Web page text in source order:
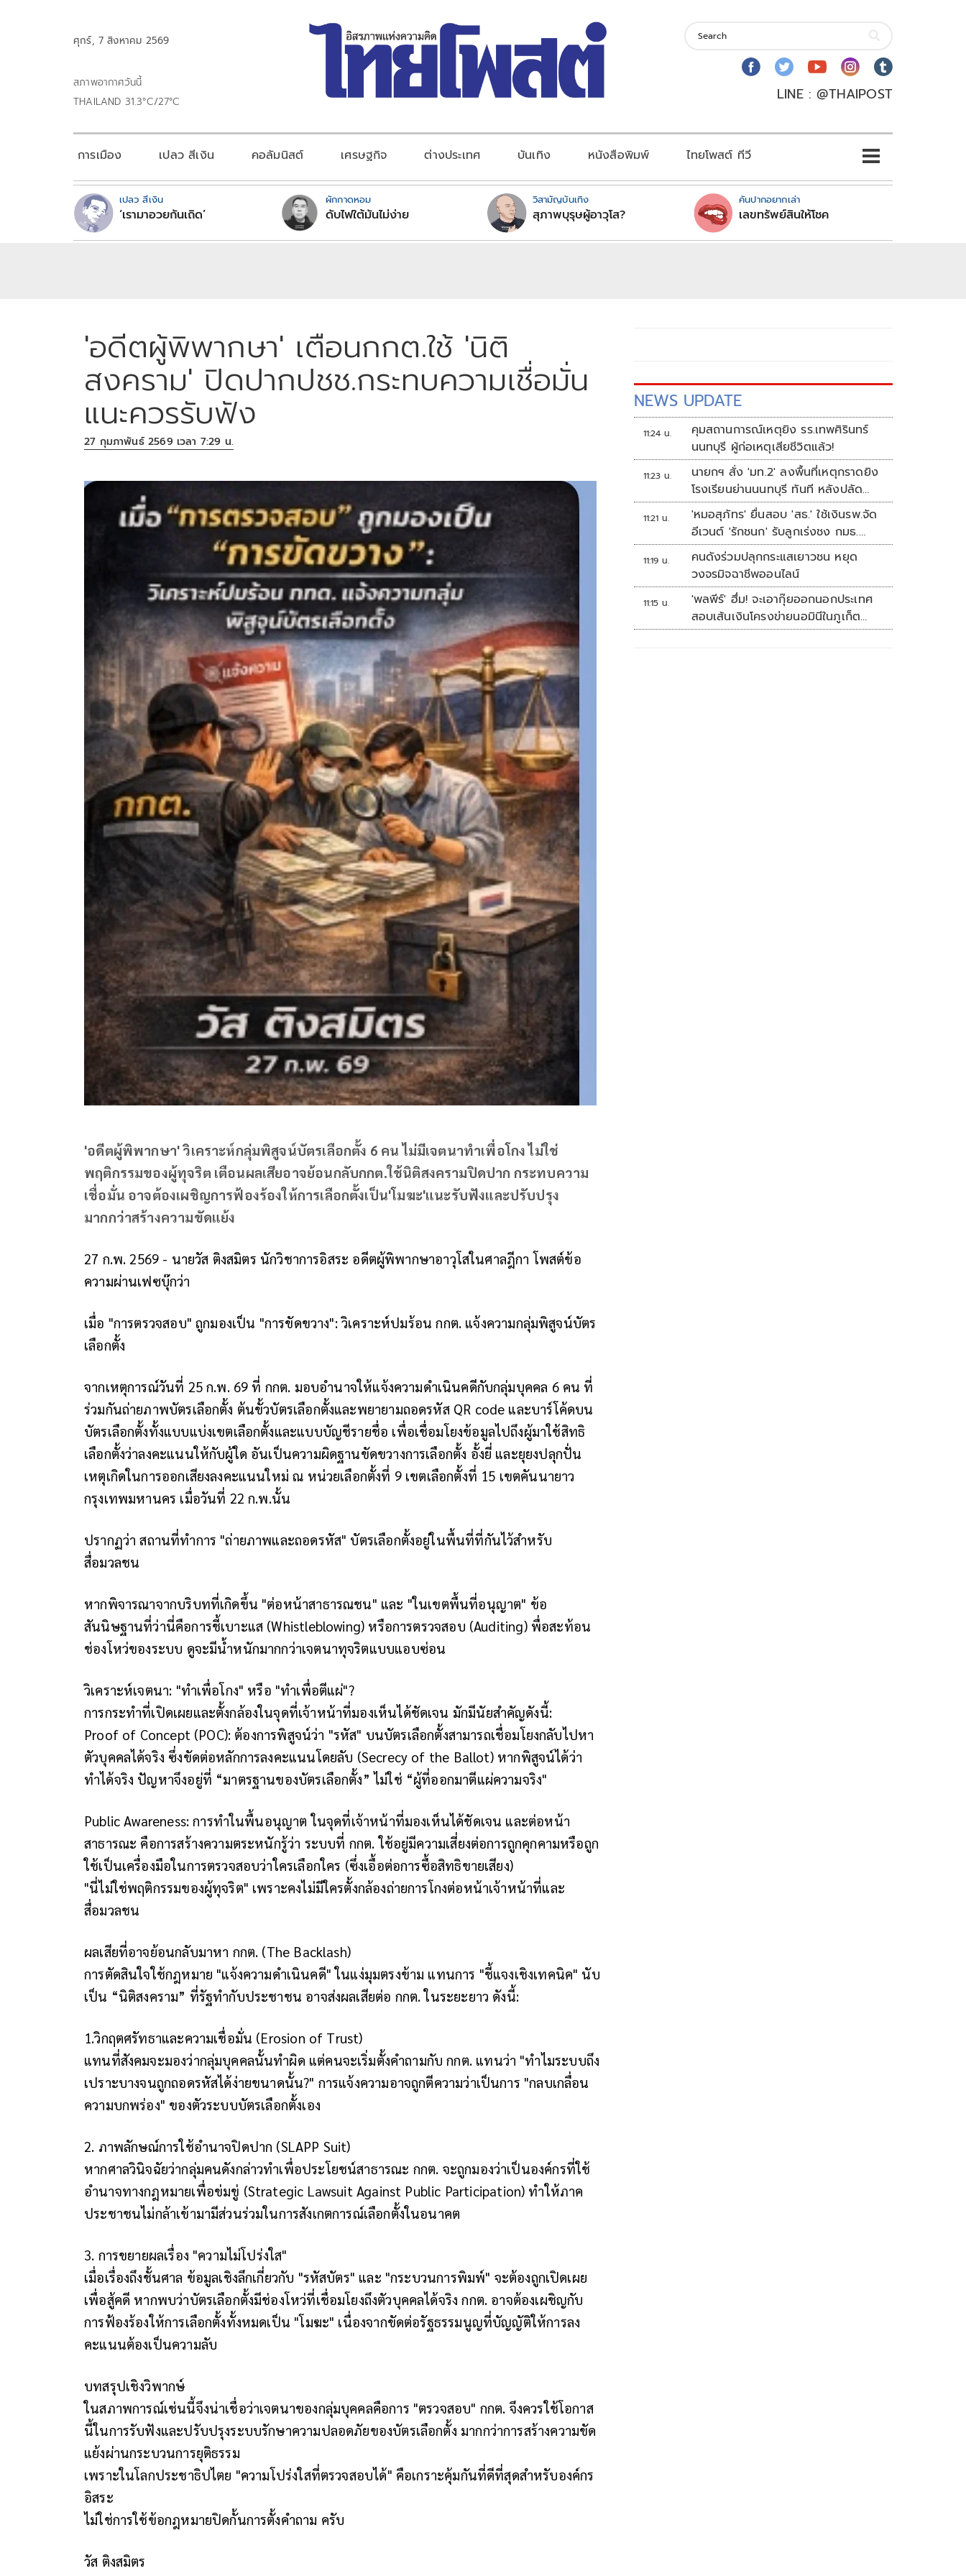
ศุกร์, 7 สิงหาคม 2569
สภาพอากาศวันนี้
THAILAND 31.3°C/27°C
LINE : @THAIPOST
การเมือง เปลว สีเงิน คอลัมนิสต์ เศรษฐกิจ ต่างประเทศ บันเทิง หนังสือพิมพ์ ไทยโพสต์ ทีวี
เปลว สีเงิน
‘เรามาอวยกันเถิด’
ผักกาดหอม
ดับไฟใต้มันไม่ง่าย
วิสามัญบันเทิง
สุภาพบุรุษผู้อาวุโส?
คันปากอยากเล่า
เลขทรัพย์สินให้โชค
'อดีตผู้พิพากษา' เตือนกกต.ใช้ 'นิติ
สงคราม' ปิดปากปชช.กระทบความเชื่อมั่น
แนะควรรับฟัง
27 กุมภาพันธ์ 2569 เวลา 7:29 น.
'อดีตผู้พิพากษา' วิเคราะห์กลุ่มพิสูจน์บัตรเลือกตั้ง 6 คน ไม่มีเจตนาทำเพื่อโกง ไม่ใช่
พฤติกรรมของผู้ทุจริต เตือนผลเสียอาจย้อนกลับกกต.ใช้นิติสงครามปิดปาก กระทบความ
เชื่อมั่น อาจต้องเผชิญการฟ้องร้องให้การเลือกตั้งเป็น'โมฆะ'แนะรับฟังและปรับปรุง
มากกว่าสร้างความขัดแย้ง
27 ก.พ. 2569 - นายวัส ติงสมิตร นักวิชาการอิสระ อดีตผู้พิพากษาอาวุโสในศาลฎีกา โพสต์ข้อ
ความผ่านเฟซบุ๊กว่า
เมื่อ "การตรวจสอบ" ถูกมองเป็น "การขัดขวาง": วิเคราะห์ปมร้อน กกต. แจ้งความกลุ่มพิสูจน์บัตร
เลือกตั้ง
จากเหตุการณ์วันที่ 25 ก.พ. 69 ที่ กกต. มอบอำนาจให้แจ้งความดำเนินคดีกับกลุ่มบุคคล 6 คน ที่
ร่วมกันถ่ายภาพบัตรเลือกตั้ง ต้นขั้วบัตรเลือกตั้งและพยายามถอดรหัส QR code และบาร์โค้ดบน
บัตรเลือกตั้งทั้งแบบแบ่งเขตเลือกตั้งและแบบบัญชีรายชื่อ เพื่อเชื่อมโยงข้อมูลไปถึงผู้มาใช้สิทธิ
เลือกตั้งว่าลงคะแนนให้กับผู้ใด อันเป็นความผิดฐานขัดขวางการเลือกตั้ง อั้งยี่ และยุยงปลุกปั่น
เหตุเกิดในการออกเสียงลงคะแนนใหม่ ณ หน่วยเลือกตั้งที่ 9 เขตเลือกตั้งที่ 15 เขตคันนายาว
กรุงเทพมหานคร เมื่อวันที่ 22 ก.พ.นั้น
ปรากฏว่า สถานที่ทำการ "ถ่ายภาพและถอดรหัส" บัตรเลือกตั้งอยู่ในพื้นที่ที่กันไว้สำหรับ
สื่อมวลชน
หากพิจารณาจากบริบทที่เกิดขึ้น "ต่อหน้าสาธารณชน" และ "ในเขตพื้นที่อนุญาต" ข้อ
สันนิษฐานที่ว่านี่คือการชี้เบาะแส (Whistleblowing) หรือการตรวจสอบ (Auditing) พื่อสะท้อน
ช่องโหว่ของระบบ ดูจะมีน้ำหนักมากกว่าเจตนาทุจริตแบบแอบซ่อน
วิเคราะห์เจตนา: "ทำเพื่อโกง" หรือ "ทำเพื่อตีแผ่"?
การกระทำที่เปิดเผยและตั้งกล้องในจุดที่เจ้าหน้าที่มองเห็นได้ชัดเจน มักมีนัยสำคัญดังนี้:
Proof of Concept (POC): ต้องการพิสูจน์ว่า "รหัส" บนบัตรเลือกตั้งสามารถเชื่อมโยงกลับไปหา
ตัวบุคคลได้จริง ซึ่งขัดต่อหลักการลงคะแนนโดยลับ (Secrecy of the Ballot) หากพิสูจน์ได้ว่า
ทำได้จริง ปัญหาจึงอยู่ที่ “มาตรฐานของบัตรเลือกตั้ง” ไม่ใช่ “ผู้ที่ออกมาตีแผ่ความจริง"
Public Awareness: การทำในพื้นอนุญาต ในจุดที่เจ้าหน้าที่มองเห็นได้ชัดเจน และต่อหน้า
สาธารณะ คือการสร้างความตระหนักรู้ว่า ระบบที่ กกต. ใช้อยู่มีความเสี่ยงต่อการถูกคุกคามหรือถูก
ใช้เป็นเครื่องมือในการตรวจสอบว่าใครเลือกใคร (ซึ่งเอื้อต่อการซื้อสิทธิขายเสียง)
"นี่ไม่ใช่พฤติกรรมของผู้ทุจริต" เพราะคงไม่มีใครตั้งกล้องถ่ายการโกงต่อหน้าเจ้าหน้าที่และ
สื่อมวลชน
ผลเสียที่อาจย้อนกลับมาหา กกต. (The Backlash)
การตัดสินใจใช้กฎหมาย "แจ้งความดำเนินคดี" ในแง่มุมตรงข้าม แทนการ "ชี้แจงเชิงเทคนิค" นับ
เป็น “นิติสงคราม” ที่รัฐทำกับประชาชน อาจส่งผลเสียต่อ กกต. ในระยะยาว ดังนี้:
1.วิกฤตศรัทธาและความเชื่อมั่น (Erosion of Trust)
แทนที่สังคมจะมองว่ากลุ่มบุคคลนั้นทำผิด แต่คนจะเริ่มตั้งคำถามกับ กกต. แทนว่า "ทำไมระบบถึง
เปราะบางจนถูกถอดรหัสได้ง่ายขนาดนั้น?" การแจ้งความอาจถูกตีความว่าเป็นการ "กลบเกลื่อน
ความบกพร่อง" ของตัวระบบบัตรเลือกตั้งเอง
2. ภาพลักษณ์การใช้อำนาจปิดปาก (SLAPP Suit)
หากศาลวินิจฉัยว่ากลุ่มคนดังกล่าวทำเพื่อประโยชน์สาธารณะ กกต. จะถูกมองว่าเป็นองค์กรที่ใช้
อำนาจทางกฎหมายเพื่อข่มขู่ (Strategic Lawsuit Against Public Participation) ทำให้ภาค
ประชาชนไม่กล้าเข้ามามีส่วนร่วมในการสังเกตการณ์เลือกตั้งในอนาคต
3. การขยายผลเรื่อง "ความไม่โปร่งใส"
เมื่อเรื่องถึงชั้นศาล ข้อมูลเชิงลึกเกี่ยวกับ "รหัสบัตร" และ "กระบวนการพิมพ์" จะต้องถูกเปิดเผย
เพื่อสู้คดี หากพบว่าบัตรเลือกตั้งมีช่องโหว่ที่เชื่อมโยงถึงตัวบุคคลได้จริง กกต. อาจต้องเผชิญกับ
การฟ้องร้องให้การเลือกตั้งทั้งหมดเป็น "โมฆะ" เนื่องจากขัดต่อรัฐธรรมนูญที่บัญญัติให้การลง
คะแนนต้องเป็นความลับ
บทสรุปเชิงวิพากษ์
ในสภาพการณ์เช่นนี้จึงน่าเชื่อว่าเจตนาของกลุ่มบุคคลคือการ "ตรวจสอบ" กกต. จึงควรใช้โอกาส
นี้ในการรับฟังและปรับปรุงระบบรักษาความปลอดภัยของบัตรเลือกตั้ง มากกว่าการสร้างความขัด
แย้งผ่านกระบวนการยุติธรรม
เพราะในโลกประชาธิปไตย "ความโปร่งใสที่ตรวจสอบได้" คือเกราะคุ้มกันที่ดีที่สุดสำหรับองค์กร
อิสระ
ไม่ใช่การใช้ข้อกฎหมายปิดกั้นการตั้งคำถาม ครับ
วัส ติงสมิตร
NEWS UPDATE
11:24 น.
คุมสถานการณ์เหตุยิง รร.เทพศิรินทร์
นนทบุรี ผู้ก่อเหตุเสียชีวิตแล้ว!
11:23 น.
นายกฯ สั่ง 'มท.2' ลงพื้นที่เหตุกราดยิง
โรงเรียนย่านนนทบุรี ทันที หลังปลัด
มท.รายงานความคืบหน้า
11:21 น.
'หมอสุภัทร' ยื่นสอบ 'สธ.' ใช้เงินรพ.จัด
อีเวนต์ 'รักชนก' รับลูกเร่งชง กมธ.
สังคายนา
11:19 น.
คนดังร่วมปลุกกระแสเยาวชน หยุด
วงจรมิจฉาชีพออนไลน์
11:15 น.
'พลพีร์' ฮึ่ม! จะเอากุ๊ยออกนอกประเทศ
สอบเส้นเงินโครงข่ายนอมินีในภูเก็ต
กว่า100บริษัท